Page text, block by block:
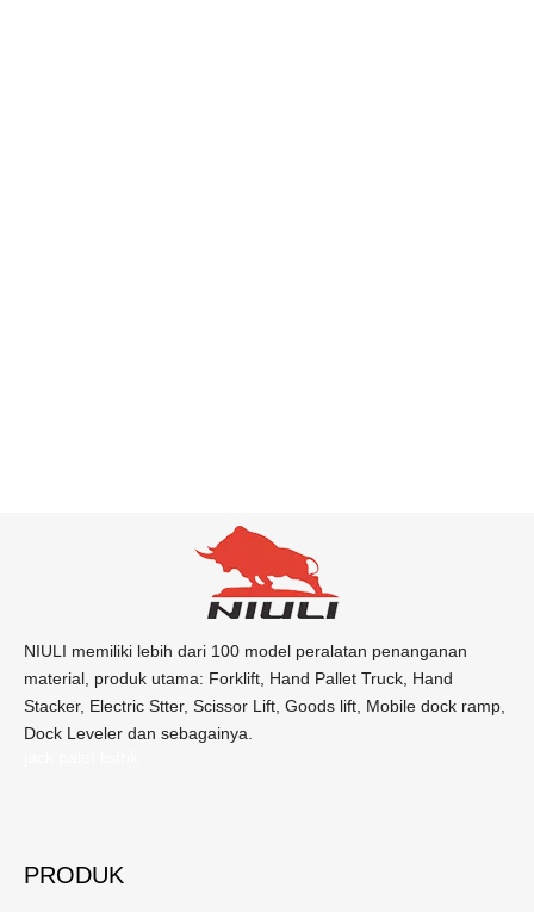
NIULI memiliki lebih dari 100 model peralatan penanganan
material, produk utama: Forklift, Hand Pallet Truck, Hand
Stacker, Electric Stter, Scissor Lift, Goods lift, Mobile dock ramp,
Dock Leveler dan sebagainya.
PRODUK